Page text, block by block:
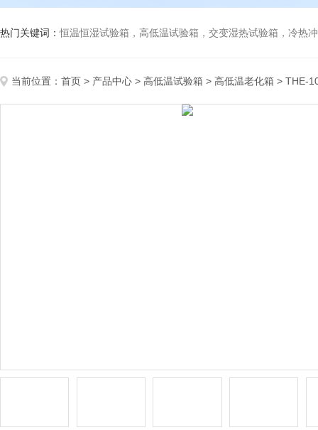
热门关键词：恒温恒湿试验箱，高低温试验箱，交变湿热试验箱，冷热冲击试验
当前位置： 首页 > 产品中心 > 高低温试验箱 > 高低温老化箱 > THE-